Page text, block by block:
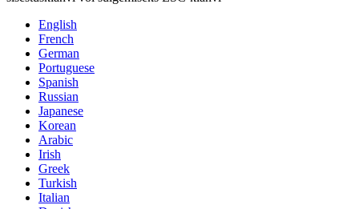
English
French
German
Portuguese
Spanish
Russian
Japanese
Korean
Arabic
Irish
Greek
Turkish
Italian